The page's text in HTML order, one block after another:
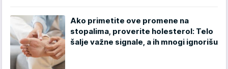
Ako primetite ove promene na
stopalima, proverite holesterol: Telo
šalje važne signale, a ih mnogi ignorišu